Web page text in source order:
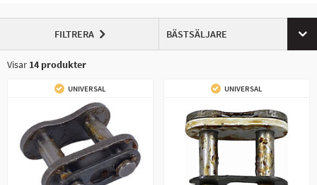
FILTRERA BÄSTSÄLJARE
Visar 14 produkter
UNIVERSAL UNIVERSAL